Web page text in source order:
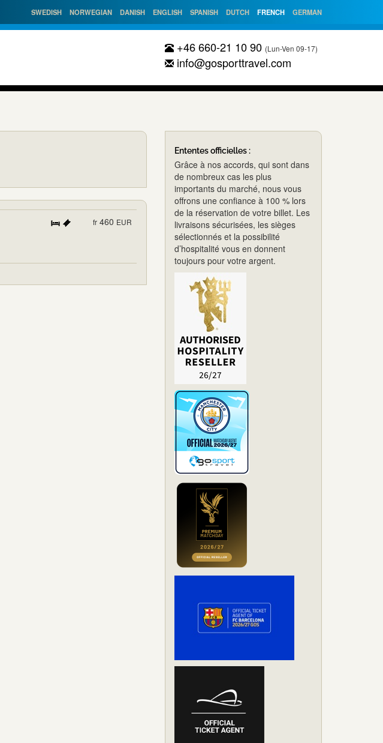
SWEDISH NORWEGIAN DANISH ENGLISH SPANISH DUTCH FRENCH GERMAN
+46 660-21 10 90 (Lun-Ven 09-17)
info@gosporttravel.com
fr 460 EUR
Ententes officielles :
Grâce à nos accords, qui sont dans
de nombreux cas les plus
importants du marché, nous vous
offrons une confiance à 100 % lors
de la réservation de votre billet. Les
livraisons sécurisées, les sièges
sélectionnés et la possibilité
d’hospitalité vous en donnent
toujours pour votre argent.